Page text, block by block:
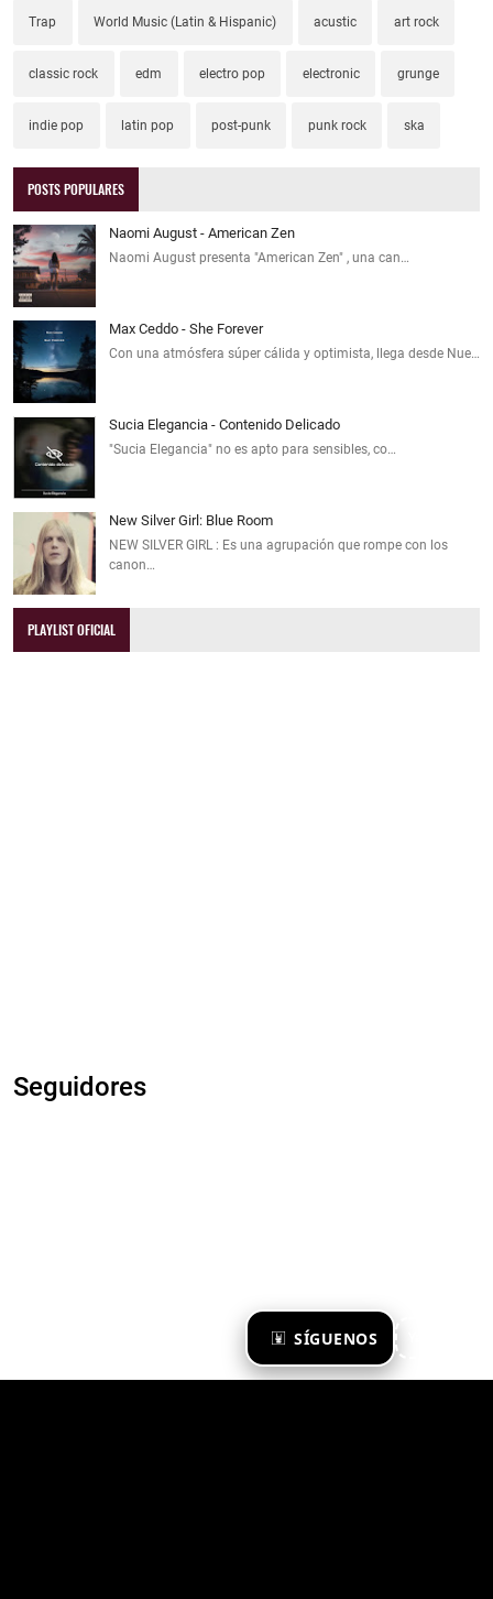
SÍGUENOS
Trap World Music (Latin & Hispanic) acustic art rock
classic rock edm electro pop electronic grunge
indie pop latin pop post-punk punk rock ska
POSTS POPULARES
Naomi August - American Zen
Naomi August presenta "American Zen" , una can…
Max Ceddo - She Forever
Con una atmósfera súper cálida y optimista, llega desde Nue…
Sucia Elegancia - Contenido Delicado
"Sucia Elegancia" no es apto para sensibles, co…
New Silver Girl: Blue Room
NEW SILVER GIRL : Es una agrupación que rompe con los
canon…
PLAYLIST OFICIAL
Seguidores